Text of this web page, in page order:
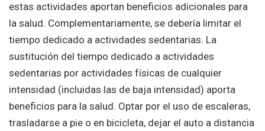
estas actividades aportan beneficios adicionales para
la salud. Complementariamente, se debería limitar el
tiempo dedicado a actividades sedentarias. La
sustitución del tiempo dedicado a actividades
sedentarias por actividades físicas de cualquier
intensidad (incluidas las de baja intensidad) aporta
beneficios para la salud. Optar por el uso de escaleras,
trasladarse a pie o en bicicleta, dejar el auto a distancia